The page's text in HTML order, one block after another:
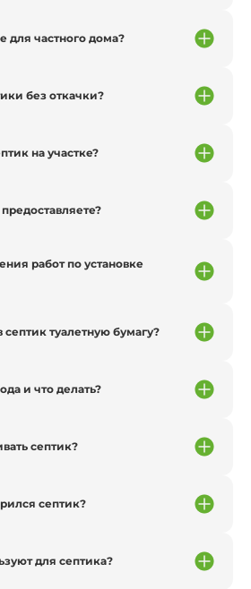
для частного дома?
без откачки?
на участке?
работ по установке
туалетную бумагу?
и что делать?
септик?
септик?
для септика?